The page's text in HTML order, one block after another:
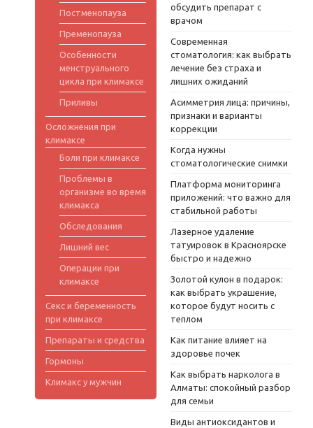
Постменопауза
Пременопауза
Особенности
менструального
цикла при климаксе
Приливы
Осложнения при
климаксе
Боли при климаксе
Проблемы в
организме во время
климакса
Обследования
Лишний вес
Операции при
климаксе
Секс и беременность
при климаксе
Препараты и средства
Гормоны
Климакс у мужчин
обсудить препарат с
врачом
Современная
стоматология: как выбрать
лечение без страха и
лишних ожиданий
Асимметрия лица: причины,
признаки и варианты
коррекции
Когда нужны
стоматологические снимки
Платформа мониторинга
приложений: что важно для
стабильной работы
Лазерное удаление
татуировок в Красноярске
быстро и надежно
Золотой кулон в подарок:
как выбрать украшение,
которое будут носить с
теплом
Как питание влияет на
здоровье почек
Как выбрать нарколога в
Алматы: спокойный разбор
для семьи
Виды антиоксидантов и